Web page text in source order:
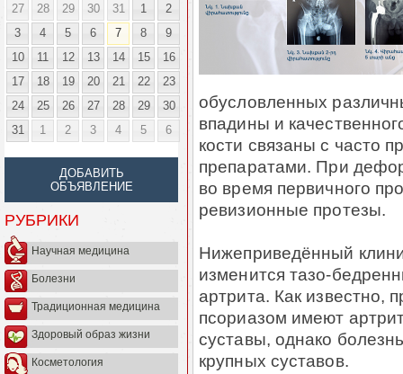
27
28 29 30 31 1
2
3
4 5 6 7 8
9
10
11 12 13 14 15
16
17
18 19 20 21 22
23
24
25 26 27 28 29
30
31
1 2 3 4 5 6
ДОБАВИТЬ
ОБЪЯВЛЕНИЕ
РУБРИКИ
Научная медицина
Болезни
Традиционная медицина
Здоровый образ жизни
Косметология
обусловленных
впадины и
кости связаны с часто
препаратами. При
во время первичного
ревизионные протезы.
Нижеприведённый
изменится тазо-
артрита. Как известно,
псориазом имеют
суставы, однако
крупных суставов.